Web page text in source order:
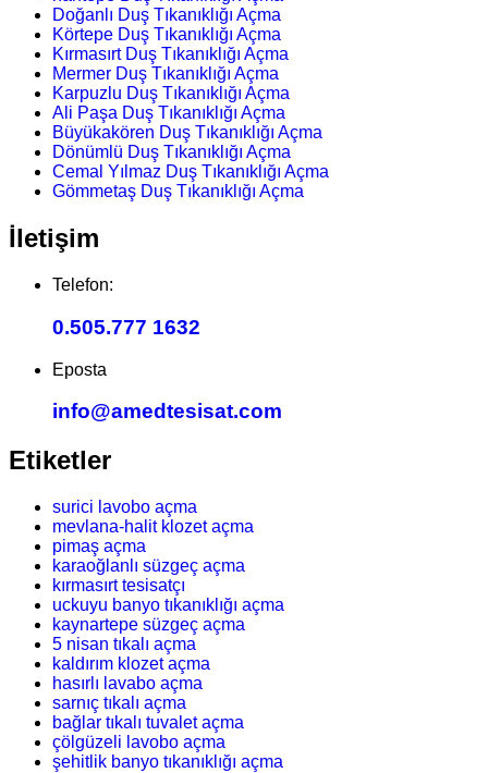
Doğanlı Duş Tıkanıklığı Açma
Körtepe Duş Tıkanıklığı Açma
Kırmasırt Duş Tıkanıklığı Açma
Mermer Duş Tıkanıklığı Açma
Karpuzlu Duş Tıkanıklığı Açma
Ali Paşa Duş Tıkanıklığı Açma
Büyükakören Duş Tıkanıklığı Açma
Dönümlü Duş Tıkanıklığı Açma
Cemal Yılmaz Duş Tıkanıklığı Açma
Gömmetaş Duş Tıkanıklığı Açma
İletişim
Telefon:
0.505.777 1632
Eposta
info@amedtesisat.com
Etiketler
surici lavobo açma
mevlana-halit klozet açma
pimaş açma
karaoğlanlı süzgeç açma
kırmasırt tesisatçı
uckuyu banyo tıkanıklığı açma
kaynartepe süzgeç açma
5 nisan tıkalı açma
kaldırım klozet açma
hasırlı lavabo açma
sarnıç tıkalı açma
bağlar tıkalı tuvalet açma
çölgüzeli lavobo açma
şehitlik banyo tıkanıklığı açma